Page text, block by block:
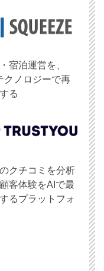
宿泊運営を、
クノロジーで再
る
クチコミを分析
客体験をAIで最
るプラットフォ